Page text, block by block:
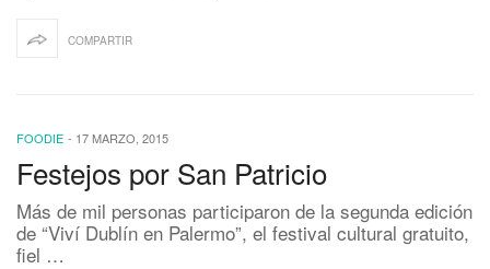
COMPARTIR
FOODIE - 17 MARZO, 2015
Festejos por San Patricio
Más de mil personas participaron de la segunda edición
de “Viví Dublín en Palermo”, el festival cultural gratuito,
fiel …